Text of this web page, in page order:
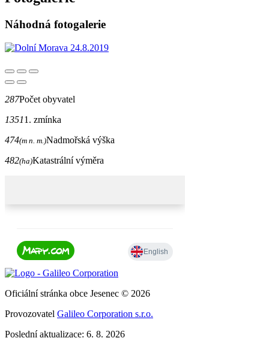
Náhodná fotogalerie
287Počet obyvatel
13511. zmínka
474(m n. m.)Nadmořská výška
482(ha)Katastrální výměra
Oficiální stránka obce Jesenec © 2026
Provozovatel Galileo Corporation s.r.o.
Poslední aktualizace: 6. 8. 2026